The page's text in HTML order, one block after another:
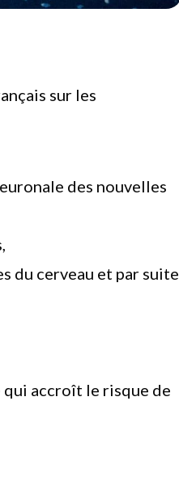
sur les
des nouvelles
du cerveau et par suite
accroît le risque de